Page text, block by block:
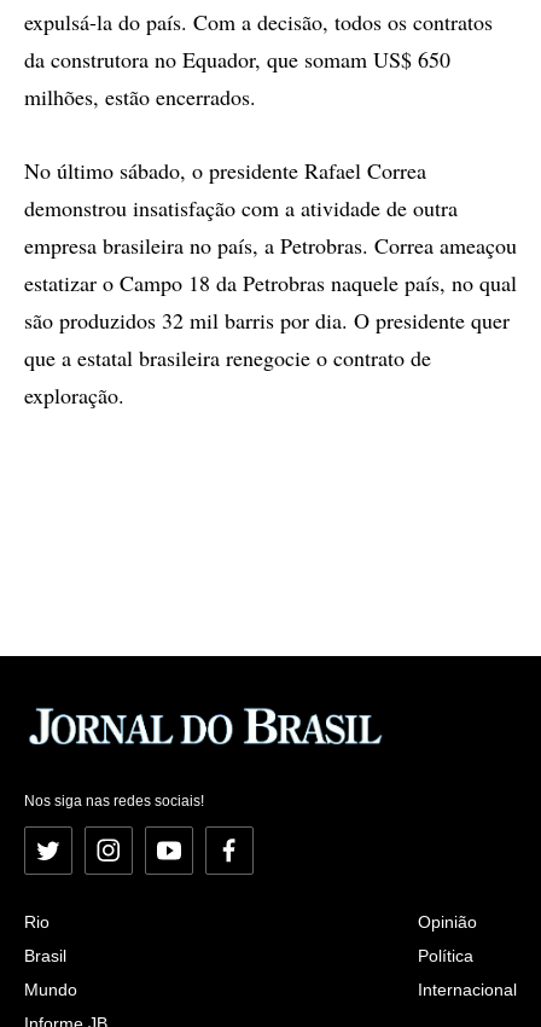
expulsá-la do país. Com a decisão, todos os contratos
da construtora no Equador, que somam US$ 650
milhões, estão encerrados.
No último sábado, o presidente Rafael Correa
demonstrou insatisfação com a atividade de outra
empresa brasileira no país, a Petrobras. Correa ameaçou
estatizar o Campo 18 da Petrobras naquele país, no qual
são produzidos 32 mil barris por dia. O presidente quer
que a estatal brasileira renegocie o contrato de
exploração.
Nos siga nas redes sociais!
Twitter InstagramYouTubeFacebook
Rio
Brasil
Mundo
Informe JB
Opinião
Política
Internacional